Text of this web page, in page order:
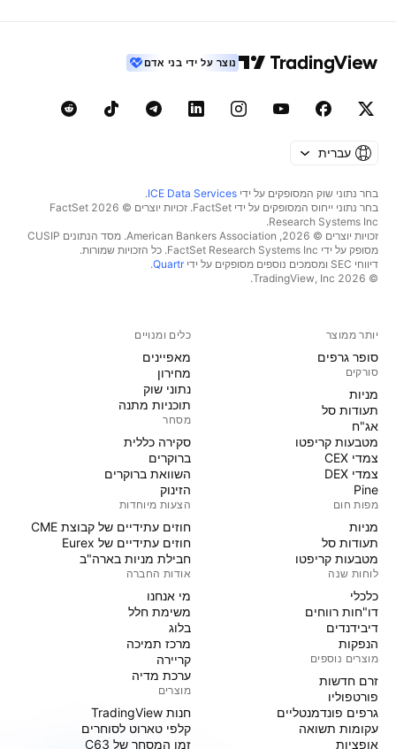
נוצר על ידי בני אדם
עברית
בחר נתוני שוק המסופקים על ידי ICE Data Services
.
בחר נתוני ייחוס המסופקים על ידי FactSet. זכויות יוצרים © 2026 ‏FactSet
Research Systems Inc.‏
זכויות יוצרים © 2026, ‏American Bankers Association. מסד הנתונים CUSIP
מסופק על ידי FactSet Research Systems Inc. כל הזכויות שמורות.
דיווחי SEC ומסמכים נוספים מסופקים על ידי
Quartr
.
© 2026 ‏TradingView, Inc.‏
יותר ממוצר
סופר גרפים
סורקים
מניות‏
תעודות סל
אג"ח
מטבעות קריפטו
צמדי CEX
צמדי DEX
Pine
מפות חום
מניות‏
תעודות סל
מטבעות קריפטו
לוחות שנה
כלכלי
דו"חות רווחים
דיבידנדים
הנפקות
מוצרים נוספים
זרם חדשות
פורטפוליו
גרפים פונדמנטליים
עקומות תשואה
אופציות
כלים ומנויים
מאפיינים
מחירון
נתוני שוק
תוכניות מתנה
מסחר
סקירה כללית
ברוקרים
השוואת ברוקרים
הזינוק
הצעות מיוחדות
חוזים עתידיים של קבוצת CME
חוזים עתידיים של Eurex
חבילת מניות בארה"ב
אודות החברה
מי אנחנו
משימת חלל
בלוג
מרכז תמיכה
קריירה
ערכת מדיה
מוצרים
חנות TradingView
קלפי טארוט לסוחרים
זמן המסחר של C63